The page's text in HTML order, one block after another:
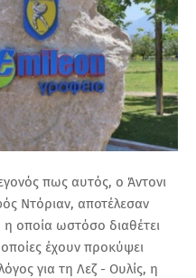
πως αυτός, ο Άντονι
Ντόριαν, αποτέλεσαν
οποία ωστόσο διαθέτει
έχουν προκύψει
για τη Λεζ - Ουλίς, η